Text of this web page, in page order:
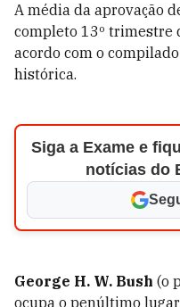
A média da aprovação
completo 13º trimestre
acordo com o
histórica.
Siga a Exame e
notícias do
George H. W. Bush (o
ocupa o penúltimo